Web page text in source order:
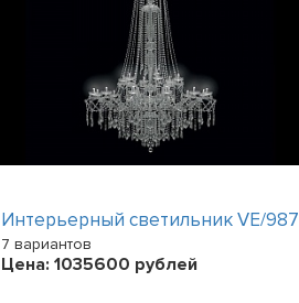
Интерьерный светильник VE/987
7 вариантов
Цена: 1035600 рублей